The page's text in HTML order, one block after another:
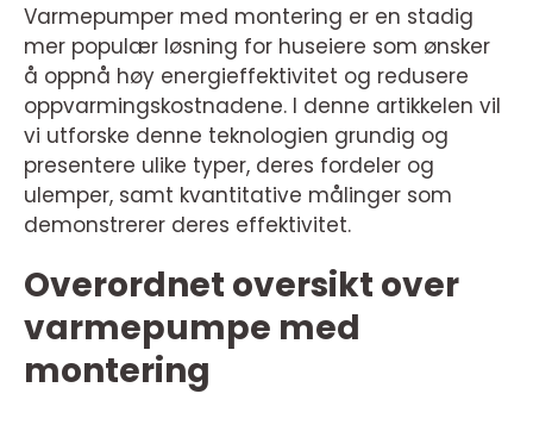
Varmepumper med montering er en stadig
mer populær løsning for huseiere som ønsker
å oppnå høy energieffektivitet og redusere
oppvarmingskostnadene. I denne artikkelen vil
vi utforske denne teknologien grundig og
presentere ulike typer, deres fordeler og
ulemper, samt kvantitative målinger som
demonstrerer deres effektivitet.
Overordnet oversikt over
varmepumpe med
montering